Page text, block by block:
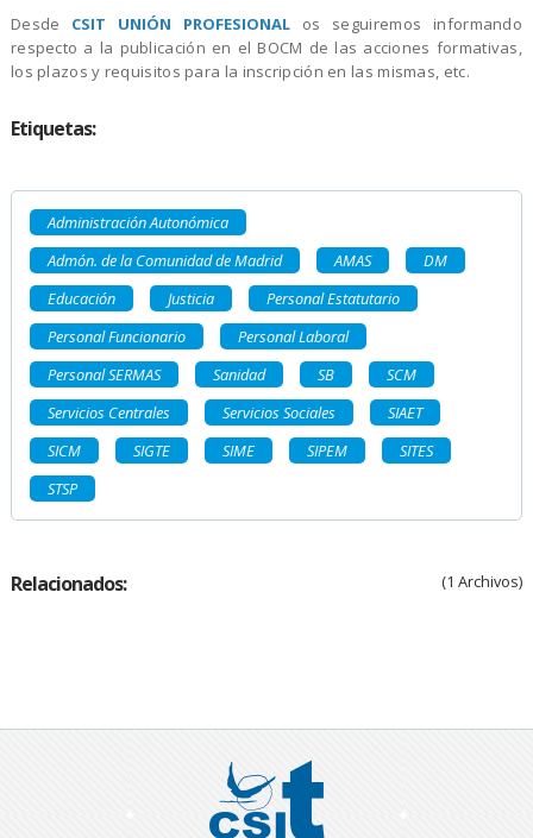
Desde CSIT UNIÓN PROFESIONALos seguiremos informando
respecto a la publicación en el BOCM de las acciones formativas,
los plazos y requisitos para la inscripción en las mismas, etc.
Etiquetas:
Administración Autonómica
Admón. de la Comunidad de Madrid
AMAS
DM
Educación
Justicia
Personal Estatutario
Personal Funcionario
Personal Laboral
Personal SERMAS
Sanidad SB
SCM
Servicios Centrales
Servicios Sociales
SIAET
SICM
SIGTE SIME SIPEM
SITES
STSP
Relacionados: (1 Archivos)